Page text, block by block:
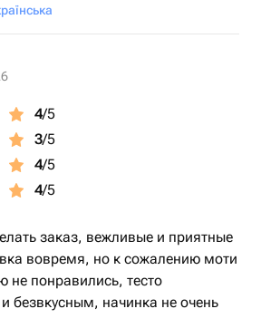
4/5
3/5
4/5
4/5
заказ, вежливые и приятные
вовремя, но к сожалению моти
не понравились, тесто
безвкусным, начинка не очень